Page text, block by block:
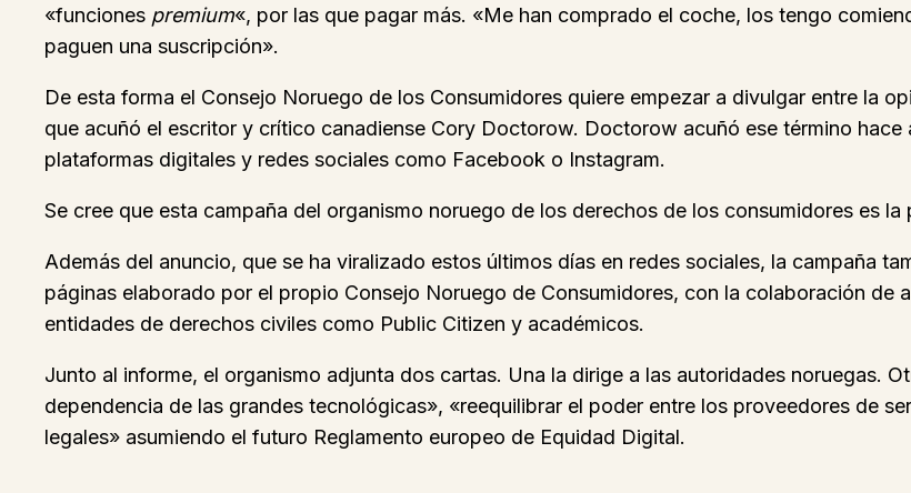
«funciones premium«, por las que pagar más. «Me han comprado el coche, los tengo
paguen una suscripción».
De esta forma el Consejo Noruego de los Consumidores quiere empezar a divulgar entre la
que acuñó el escritor y crítico canadiense Cory Doctorow. Doctorow acuñó ese término
plataformas digitales y redes sociales como Facebook o Instagram.
Se cree que esta campaña del organismo noruego de los derechos de los consumidores es la
Además del anuncio, que se ha viralizado estos últimos días en redes sociales, la campaña
páginas elaborado por el propio Consejo Noruego de Consumidores, con la colaboración de
entidades de derechos civiles como Public Citizen y académicos.
Junto al informe, el organismo adjunta dos cartas. Una la dirige a las autoridades noruegas.
dependencia de las grandes tecnológicas», «reequilibrar el poder entre los proveedores de
legales» asumiendo el futuro Reglamento europeo de Equidad Digital.